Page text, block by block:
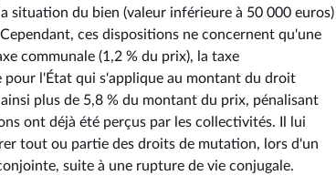
situation du bien (valeur inférieure à 50 000 euros)
ces dispositions ne concernent qu'une
communale (1,2 % du prix), la taxe
pour l'État qui s'applique au montant du droit
plus de 5,8 % du montant du prix, pénalisant
ont déjà été perçus par les collectivités. Il lui
tout ou partie des droits de mutation, lors d'un
suite à une rupture de vie conjugale.